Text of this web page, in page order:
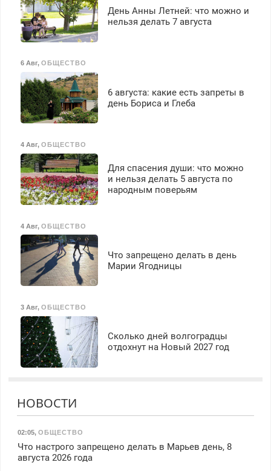
День Анны Летней: что можно и
нельзя делать 7 августа
6 Авг, ОБЩЕСТВО
6 августа: какие есть запреты в
день Бориса и Глеба
4 Авг, ОБЩЕСТВО
Для спасения души: что можно
и нельзя делать 5 августа по
народным поверьям
4 Авг, ОБЩЕСТВО
Что запрещено делать в день
Марии Ягодницы
3 Авг, ОБЩЕСТВО
Сколько дней волгоградцы
отдохнут на Новый 2027 год
НОВОСТИ
02:05, ОБЩЕСТВО
Что настрого запрещено делать в Марьев день, 8
августа 2026 года